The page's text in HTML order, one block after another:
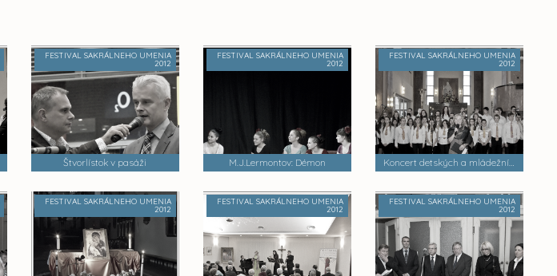
FESTIVAL SAKRÁLNEHO UMENIA
2012
Štvorlístok v pasáži
FESTIVAL SAKRÁLNEHO UMENIA
2012
M.J.Lermontov: Démon
FESTIVAL SAKRÁLNEHO UMENIA
2012
Koncert detských a mládežníckych sakrálnych zborov
FESTIVAL SAKRÁLNEHO UMENIA
2012
FESTIVAL SAKRÁLNEHO UMENIA
2012
FESTIVAL SAKRÁLNEHO UMENIA
2012